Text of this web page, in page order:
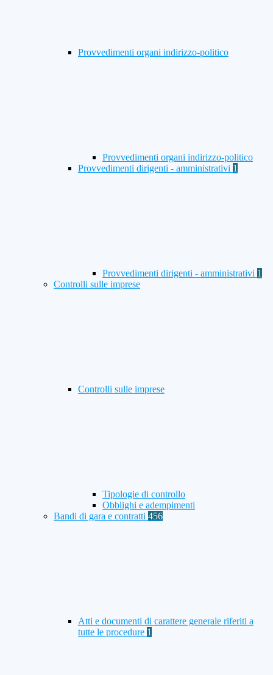
Provvedimenti organi indirizzo-politico
Provvedimenti organi indirizzo-politico
Provvedimenti dirigenti - amministrativi 1
Provvedimenti dirigenti - amministrativi 1
Controlli sulle imprese
Controlli sulle imprese
Tipologie di controllo
Obblighi e adempimenti
Bandi di gara e contratti 456
Atti e documenti di carattere generale riferiti a
tutte le procedure 1